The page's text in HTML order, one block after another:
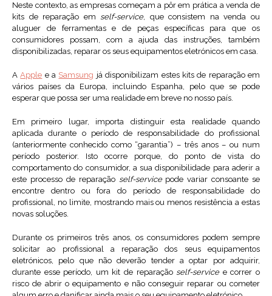
Neste contexto, as empresas começam a pôr em prática a venda de
kits de reparação em self-service, que consistem na venda ou
aluguer de ferramentas e de peças específicas para que os
consumidores possam, com a ajuda das instruções, também
disponibilizadas, reparar os seus equipamentos eletrónicos em casa.
AApple e a Samsung já disponibilizam estes kits de reparação em
vários países da Europa, incluindo Espanha, pelo que se pode
esperar que possa ser uma realidade em breve no nosso país.
Em primeiro lugar, importa distinguir esta realidade quando
aplicada durante o período de responsabilidade do profissional
(anteriormente conhecido como “garantia”) – três anos – ou num
período posterior. Isto ocorre porque, do ponto de vista do
comportamento do consumidor, a sua disponibilidade para aderir a
este processo de reparação self-servicepode variar consoante se
encontre dentro ou fora do período de responsabilidade do
profissional, no limite, mostrando mais ou menos resistência a estas
novas soluções.
Durante os primeiros três anos, os consumidores podem sempre
solicitar ao profissional a reparação dos seus equipamentos
eletrónicos, pelo que não deverão tender a optar por adquirir,
durante esse período, um kit de reparação self-servicee correr o
risco de abrir o equipamento e não conseguir reparar ou cometer